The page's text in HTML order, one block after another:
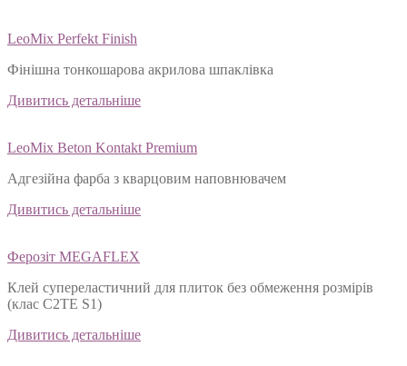
LeoMix Perfekt Finish
Фінішна тонкошарова акрилова шпаклівка
Дивитись детальніше
LeoMix Beton Kontakt Premium
Адгезійна фарба з кварцовим наповнювачем
Дивитись детальніше
Ферозіт MEGAFLEX
Клей супереластичний для плиток без обмеження розмірів
(клас С2ТЕ S1)
Дивитись детальніше